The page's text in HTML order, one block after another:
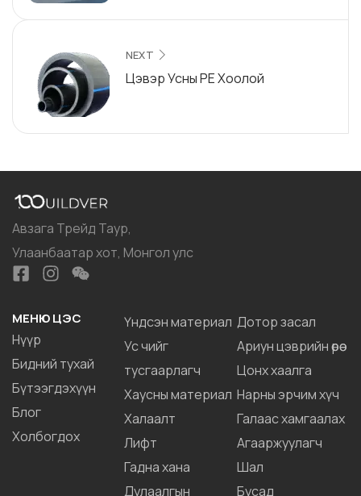
NEXT
Цэвэр Усны PE Хоолой
Авзага Трейд Таур,
Улаанбаатар хот, Монгол улс
МЕНЮ ЦЭС
Нүүр
Бидний тухай
Бүтээгдэхүүн
Блог
Холбогдох
Үндсэн материал
Ус чийг
тусгаарлагч
Хаусны материал
Халаалт
Лифт
Гадна хана
Дулаалгын
Дотор засал
Ариун цэврийн өрөө
Цонх хаалга
Нарны эрчим хүч
Галаас хамгаалах
Агааржуулагч
Шал
Бусад